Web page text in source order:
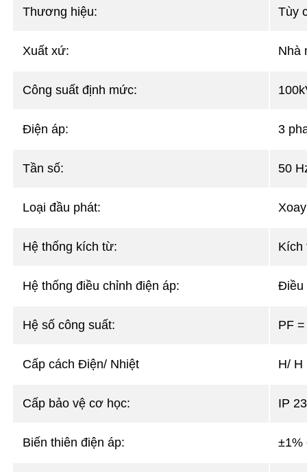
Thương hiệu: Tùy
Xuất xứ: Nhà
Công suất định mức:
Điện áp: 3
Tần số: 50
Loại đầu phát:
Hệ thống kích từ: Kích
Hệ thống điều chỉnh điện áp: Điều
Hệ số công suất: PF
Cấp cách Điện/ Nhiệt H/ H
Cấp bảo vệ cơ học: IP 23
Biến thiên điện áp: ±1%